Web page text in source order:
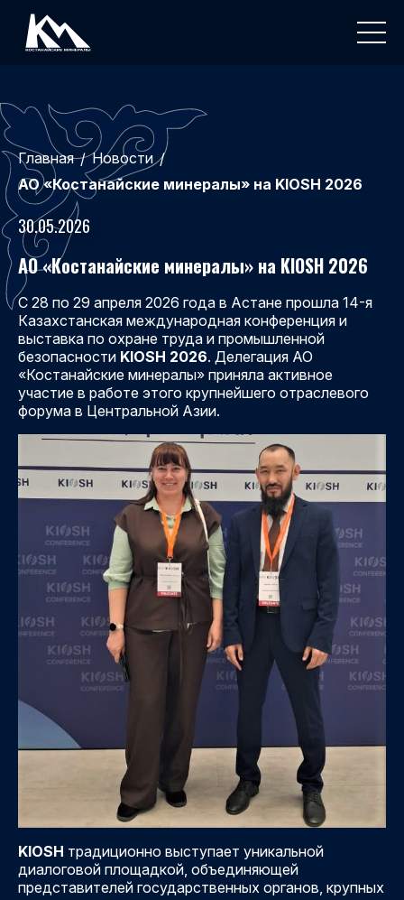
Главная / Новости /
АО «Костанайские минералы» на KIOSH 2026
30.05.2026
АО «Костанайские минералы» на KIOSH 2026
С 28 по 29 апреля 2026 года в Астане прошла 14-я
Казахстанская международная конференция и
выставка по охране труда и промышленной
безопасности KIOSH 2026. Делегация АО
«Костанайские минералы» приняла активное
участие в работе этого крупнейшего отраслевого
форума в Центральной Азии.
KIOSH традиционно выступает уникальной
диалоговой площадкой, объединяющей
представителей государственных органов, крупных